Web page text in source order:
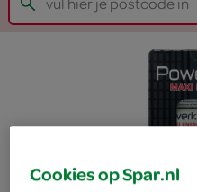
Cookies op Spar.nl